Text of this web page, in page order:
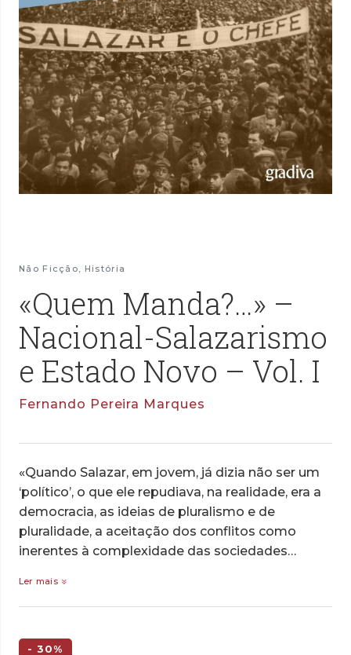
Não Ficção História
«Quem Manda?…» –
Nacional-Salazarismo
e Estado Novo – Vol. I
Fernando Pereira Marques
«Quando Salazar, em jovem, já dizia não ser um
‘político’, o que ele repudiava, na realidade, era a
democracia, as ideias de pluralismo e de
pluralidade, a aceitação dos conflitos como
inerentes à complexidade das sociedades…
Ler mais
- 30%